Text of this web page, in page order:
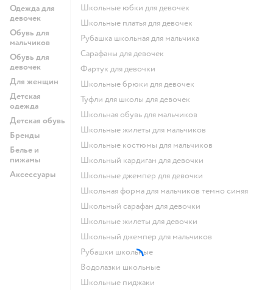
Одежда для
девочек
Обувь для
мальчиков
Обувь для
девочек
Для женщин
Детская
одежда
Детская обувь
Бренды
Белье и
пижамы
Аксессуары
Школьные юбки для девочек
Школьные платья для девочек
Рубашка школьная для мальчика
Сарафаны для девочек
Фартук для девочки
Школьные брюки для девочек
Туфли для школы для девочек
Школьная обувь для мальчиков
Школьные жилеты для мальчиков
Школьные костюмы для мальчиков
Школьный кардиган для девочки
Школьные джемпер для девочки
Школьная форма для мальчиков темно синяя
Школьный сарафан для девочки
Школьные жилеты для девочки
Школьный джемпер для мальчиков
Рубашки школьные
Водолазки школьные
Школьные пиджаки